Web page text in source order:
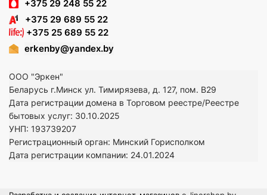
+375 29 248 55 22
+375 29 689 55 22
+375 25 689 55 22
erkenby@yandex.by
ООО "Эркен"
Беларусь г.Минск ул. Тимирязева, д. 127, пом. В29
Дата регистрации домена в Торговом реестре/Реестре
бытовых услуг: 30.10.2025
УНП: 193739207
Регистрационный орган: Минский Горисполком
Дата регистрации компании: 24.01.2024